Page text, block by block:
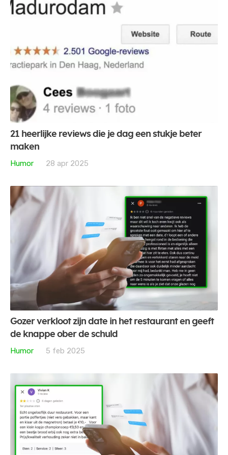
21 heerlijke reviews die je dag een stukje beter
maken
Humor
28 apr 2025
Gozer verkloot zijn date in het restaurant en geeft
de knappe ober de schuld
Humor
5 feb 2025